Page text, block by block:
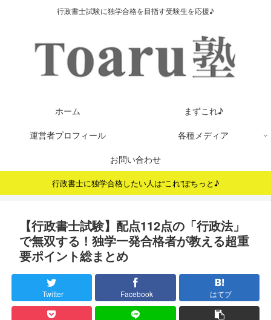
行政書士試験に独学合格を目指す受験生を応援♪
ホーム
まずこれ♪
運営者プロフィール
各種メディア
お問い合わせ
行政書士に独学合格したい人は“これ”ぽちっと♪
【行政書士試験】配点112点の「行政法」
で無双する！独学一発合格者が教える超重
要ポイント総まとめ
Twitter Facebook はてブ